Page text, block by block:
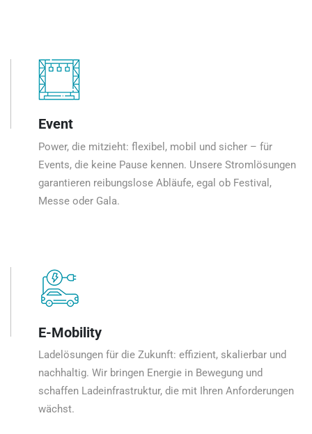
Event
Power, die mitzieht: flexibel, mobil und sicher – für
Events, die keine Pause kennen. Unsere Stromlösungen
garantieren reibungslose Abläufe, egal ob Festival,
Messe oder Gala.
E-Mobility
Ladelösungen für die Zukunft: effizient, skalierbar und
nachhaltig. Wir bringen Energie in Bewegung und
schaffen Ladeinfrastruktur, die mit Ihren Anforderungen
wächst.